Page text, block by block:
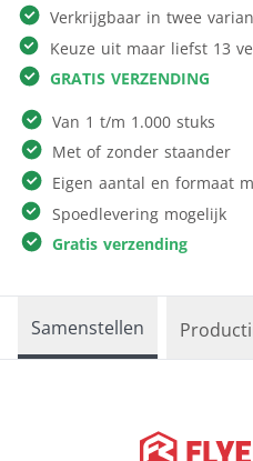
Verkrijgbaar in twee
Keuze uit maar liefst 13
GRATIS VERZENDING
Van 1 t/m 1.000 stuks
Met of zonder staander
Eigen aantal en formaat
Spoedlevering mogelijk
Gratis verzending
Samenstellen